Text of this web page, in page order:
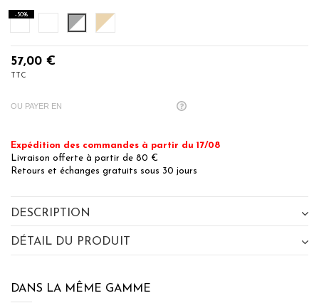
-50%
Gris AcierBlanc/GrisBlanc/Moka
57,00 €
TTC
OU PAYER EN
Expédition des commandes à partir du 17/08
Livraison offerte à partir de 80 €
Retours et échanges gratuits sous 30 jours
DESCRIPTION
DÉTAIL DU PRODUIT
DANS LA MÊME GAMME